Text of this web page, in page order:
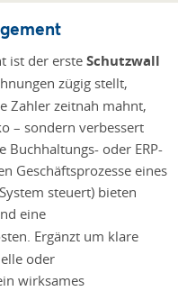
ist der ersteSchutzwall
zügig stellt,
Zahler zeitnah mahnt,
– sondern verbessert
Buchhaltungs- oder ERP-
Geschäftsprozesse eines
steuert) bieten
eine
Ergänzt um klare
oder
wirksames